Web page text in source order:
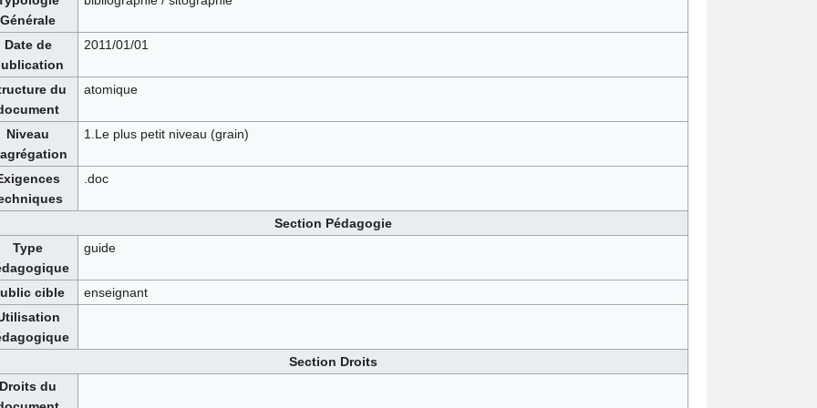
Générale
Date de
2011/01/01
du
atomique
Niveau
1.Le plus petit niveau (grain)
.doc
Section Pédagogie
Type
guide
cible
enseignant
Section Droits
Droits du